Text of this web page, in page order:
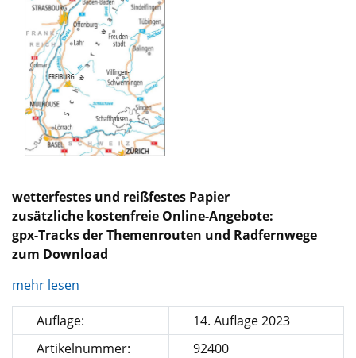
wetterfestes und reißfestes Papier
zusätzliche kostenfreie Online-Angebote:
gpx-Tracks der Themenrouten und Radfernwege
zum Download
mehr lesen
Auflage:
14. Auflage 2023
Artikelnummer:
92400